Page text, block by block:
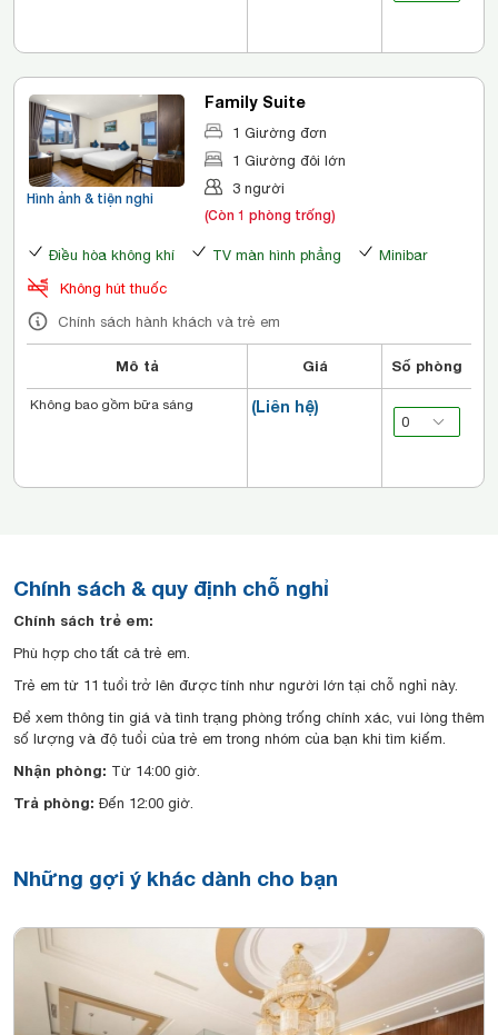
Hình ảnh & tiện nghi
Family Suite
1 Giường đơn
1 Giường đôi lớn
3 người
(Còn 1 phòng trống)
Điều hòa không khí TV màn hình phẳng
Minibar
Không hút thuốc
Chính sách hành khách và trẻ em
Mô tả Giá Số phòng
(Liên hệ)
Không bao gồm bữa sáng
Chính sách & quy định chỗ nghỉ
Chính sách trẻ em:
Phù hợp cho tất cả trẻ em.
Trẻ em từ 11 tuổi trở lên được tính như người lớn tại chỗ nghỉ này.
Để xem thông tin giá và tình trạng phòng trống chính xác, vui lòng thêm
số lượng và độ tuổi của trẻ em trong nhóm của bạn khi tìm kiếm.
Nhận phòng: Từ 14:00 giờ.
Trả phòng: Đến 12:00 giờ.
Những gợi ý khác dành cho bạn